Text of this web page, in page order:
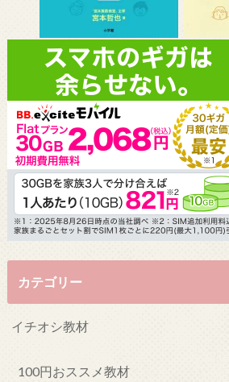
カテゴリー
イチオシ教材
100円おススメ教材